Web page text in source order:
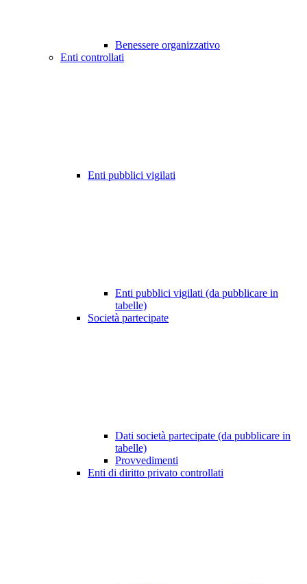
Benessere organizzativo
Enti controllati
Enti pubblici vigilati
Enti pubblici vigilati (da pubblicare in
tabelle)
Società partecipate
Dati società partecipate (da pubblicare in
tabelle)
Provvedimenti
Enti di diritto privato controllati